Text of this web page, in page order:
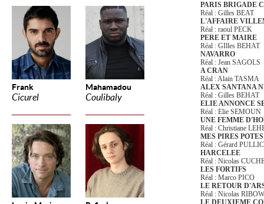
Frank
Cicurel
Mahamadou
Coulibaly
PARIS BRIGADE
Réal : Gilles BEAT
L'AFFAIRE
Réal : raoul PECK
PERE ET MAIRE
Réal : GIlles BEHAT
NAVARRO
Réal : Jean SAGOLS
A CRAN
Réal : Alain TASMA
ALEX SANTANA
Réal : Gilles BEHAT
ELIE ANNONCE
Réal : Elie SEMOUN
UNE FEMME
Réal : Christiane
MES PIRES POTES
Réal : Gérard
HARCELEE
Réal : Nicolas
LES FORTIFS
Réal : Marco PICO
LE RETOUR
Réal : Nicolas
LE DEUXIEME